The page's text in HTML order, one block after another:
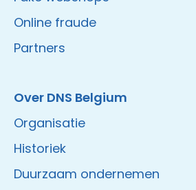
Online fraude
Partners
Over DNS Belgium
Organisatie
Historiek
Duurzaam ondernemen